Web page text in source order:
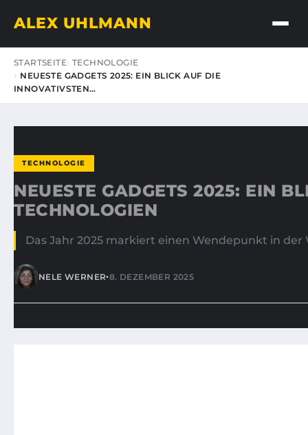
ALEX UHLMANN
STARTSEITE TECHNOLOGIE
NEUESTE GADGETS 2025: EIN BLICK AUF DIE
INNOVATIVSTEN…
TECHNOLOGIE
NEUESTE GADGETS 2025: EIN
TECHNOLOGIEN
Das Jahr 2025 markiert einen Wendepunkt in
NELE WERNER•8. DEZEMBER 2025